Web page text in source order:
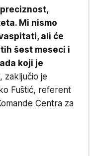
Mi nismo
ali će
šest meseci i
koji je
zaključio je
Fuštić, referent
Centra za